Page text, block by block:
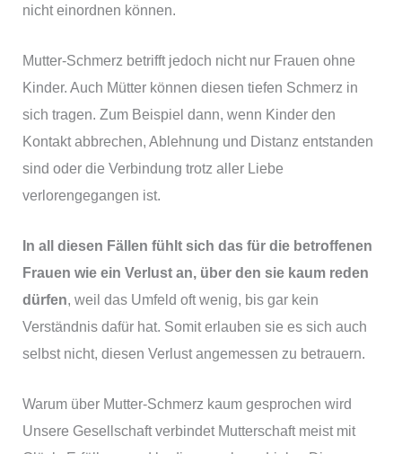
nicht einordnen können.
Mutter-Schmerz betrifft jedoch nicht nur Frauen ohne
Kinder. Auch Mütter können diesen tiefen Schmerz in
sich tragen. Zum Beispiel dann, wenn Kinder den
Kontakt abbrechen, Ablehnung und Distanz entstanden
sind oder die Verbindung trotz aller Liebe
verlorengegangen ist.
In all diesen Fällen fühlt sich das für die betroffenen
Frauen wie ein Verlust an, über den sie kaum reden
dürfen, weil das Umfeld oft wenig, bis gar kein
Verständnis dafür hat. Somit erlauben sie es sich auch
selbst nicht, diesen Verlust angemessen zu betrauern.
Warum über Mutter-Schmerz kaum gesprochen wird
Unsere Gesellschaft verbindet Mutterschaft meist mit